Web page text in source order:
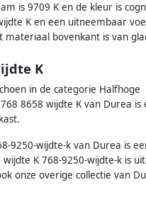
is 9709 K en de kleur is
K en een uitneembaar
materiaal bovenkant is van
K
in de categorie Halfhoge
8658 wijdte K van Durea is
9250-wijdte-k van Durea is
wijdte K 768-9250-wijdte-k is
onze overige collectie van